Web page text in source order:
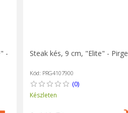
-
Steak kés, 9 cm, "Elite" - Pirge
Kód: PRG4107900
(0)
Készleten